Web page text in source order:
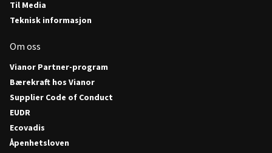
Til Media
Teknisk informasjon
Om oss
Vianor Partner-program
Bærekraft hos Vianor
Supplier Code of Conduct
EUDR
Ecovadis
Åpenhetsloven